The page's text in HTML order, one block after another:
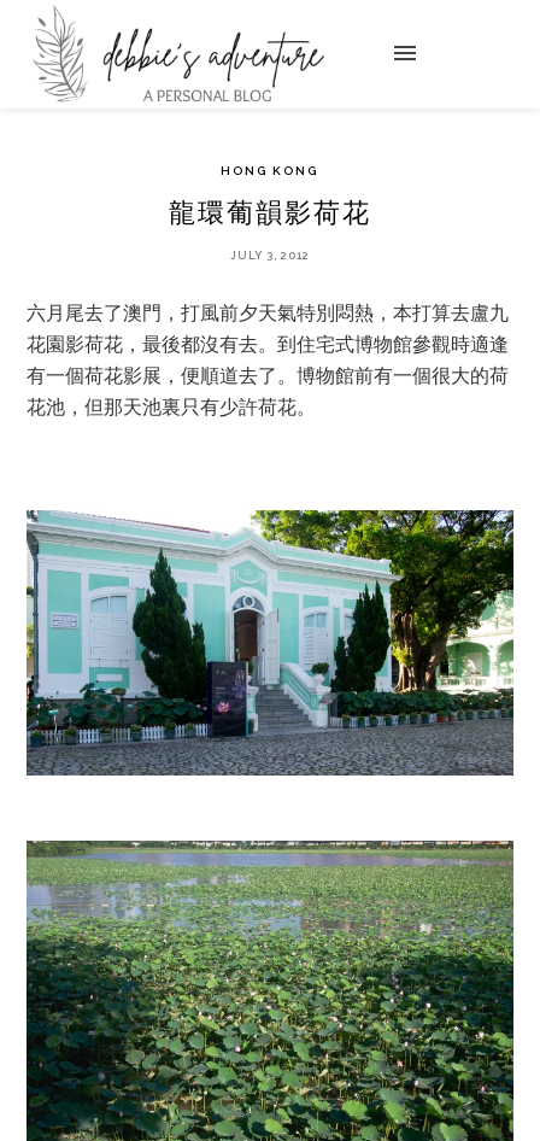
HONG KONG
龍環葡韻影荷花
JULY 3, 2012
六月尾去了澳門，打風前夕天氣特別悶熱，本打算去盧九
花園影荷花，最後都沒有去。到住宅式博物館參觀時適逢
有一個荷花影展，便順道去了。博物館前有一個很大的荷
花池，但那天池裏只有少許荷花。